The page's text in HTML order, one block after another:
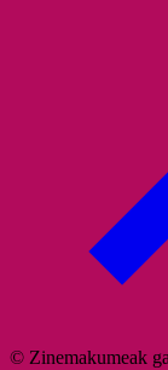
© Zinemakumeak